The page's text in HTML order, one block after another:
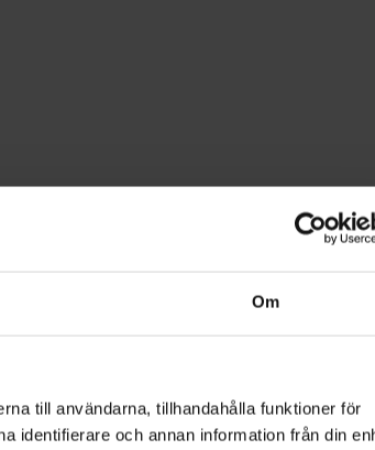
Om
till användarna, tillhandahålla funktioner för
identifierare och annan information från din